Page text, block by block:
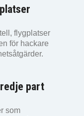
flygplatser
för hackare
part
som